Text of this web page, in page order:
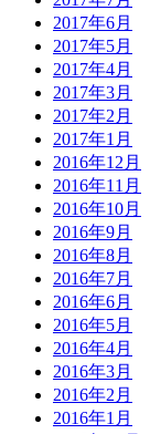
2017年6月
2017年5月
2017年4月
2017年3月
2017年2月
2017年1月
2016年12月
2016年11月
2016年10月
2016年9月
2016年8月
2016年7月
2016年6月
2016年5月
2016年4月
2016年3月
2016年2月
2016年1月